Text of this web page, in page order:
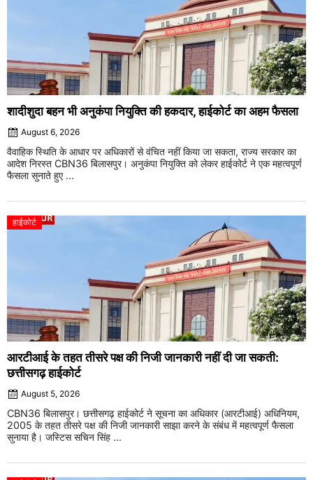
शादीशुदा बहन भी अनुकंपा नियुक्ति की हकदार, हाईकोर्ट का अहम फैसला
August 6, 2026
वैवाहिक स्थिति के आधार पर अधिकारों से वंचित नहीं किया जा सकता, राज्य सरकार का
आदेश निरस्त CBN36 बिलासपुर। अनुकंपा नियुक्ति को लेकर हाईकोर्ट ने एक महत्वपूर्ण
फैसला सुनाते हुए ...
हाईकोर्ट
आरटीआई के तहत तीसरे पक्ष की निजी जानकारी नहीं दी जा सकती:
छत्तीसगढ़ हाईकोर्ट
August 5, 2026
CBN36 बिलासपुर। छत्तीसगढ़ हाईकोर्ट ने सूचना का अधिकार (आरटीआई) अधिनियम,
2005 के तहत तीसरे पक्ष की निजी जानकारी साझा करने के संबंध में महत्वपूर्ण फैसला
सुनाया है। जस्टिस सचिन सिंह ...